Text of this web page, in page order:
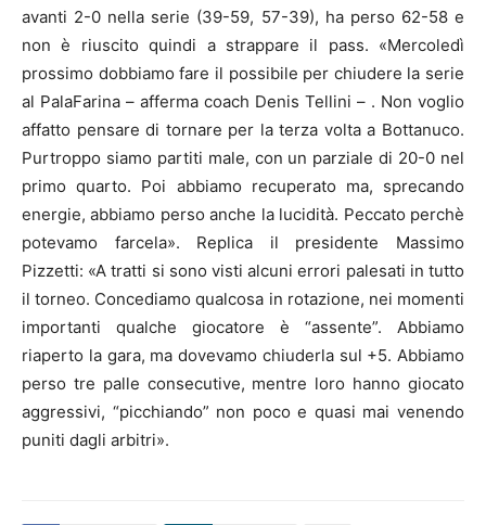
avanti 2-0 nella serie (39-59, 57-39), ha perso 62-58 e
non è riuscito quindi a strappare il pass. «Mercoledì
prossimo dobbiamo fare il possibile per chiudere la serie
al PalaFarina – afferma coach Denis Tellini – . Non voglio
affatto pensare di tornare per la terza volta a Bottanuco.
Purtroppo siamo partiti male, con un parziale di 20-0 nel
primo quarto. Poi abbiamo recuperato ma, sprecando
energie, abbiamo perso anche la lucidità. Peccato perchè
potevamo farcela». Replica il presidente Massimo
Pizzetti: «A tratti si sono visti alcuni errori palesati in tutto
il torneo. Concediamo qualcosa in rotazione, nei momenti
importanti qualche giocatore è “assente”. Abbiamo
riaperto la gara, ma dovevamo chiuderla sul +5. Abbiamo
perso tre palle consecutive, mentre loro hanno giocato
aggressivi, “picchiando” non poco e quasi mai venendo
puniti dagli arbitri».